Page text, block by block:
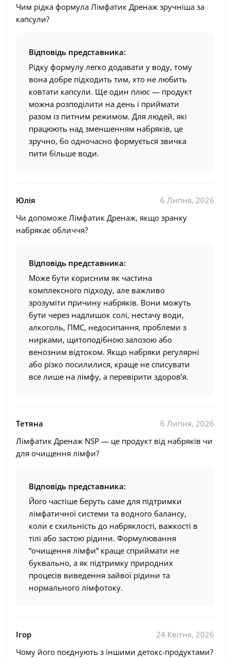
Чим рідка формула Лімфатик Дренаж зручніша за
капсули?
Відповідь представника:
Рідку формулу легко додавати у воду, тому
вона добре підходить тим, хто не любить
ковтати капсули. Ще один плюс — продукт
можна розподілити на день і приймати
разом із питним режимом. Для людей, які
працюють над зменшенням набряків, це
зручно, бо одночасно формується звичка
пити більше води.
Юлія
6 Липня, 2026
Чи допоможе Лімфатик Дренаж, якщо зранку
набрякає обличчя?
Відповідь представника:
Може бути корисним як частина
комплексного підходу, але важливо
зрозуміти причину набряків. Вони можуть
бути через надлишок солі, нестачу води,
алкоголь, ПМС, недосипання, проблеми з
нирками, щитоподібною залозою або
венозним відтоком. Якщо набряки регулярні
або різко посилилися, краще не списувати
все лише на лімфу, а перевірити здоров’я.
Тетяна
6 Липня, 2026
Лімфатик Дренаж NSP — це продукт від набряків чи
для очищення лімфи?
Відповідь представника:
Його частіше беруть саме для підтримки
лімфатичної системи та водного балансу,
коли є схильність до набряклості, важкості в
тілі або застою рідини. Формулювання
“очищення лімфи” краще сприймати не
буквально, а як підтримку природних
процесів виведення зайвої рідини та
нормального лімфотоку.
Ігор
24 Квітня, 2026
Чому його поєднують з іншими детокс-продуктами?